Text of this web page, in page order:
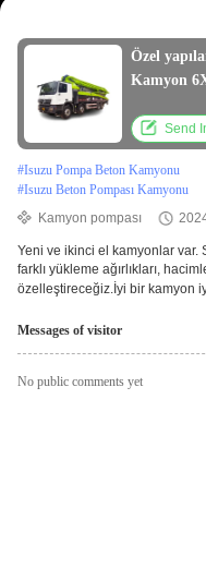
Özel
Kamyon
Send
#Isuzu Pompa Beton Kamyonu
#Isuzu Beton Pompası Kamyonu
Kamyon pompası
Yeni ve ikinci el kamyonlar var.
farklı yükleme ağırlıkları,
özelleştireceğiz.İyi bir kamyon
Messages of visitor
No public comments yet